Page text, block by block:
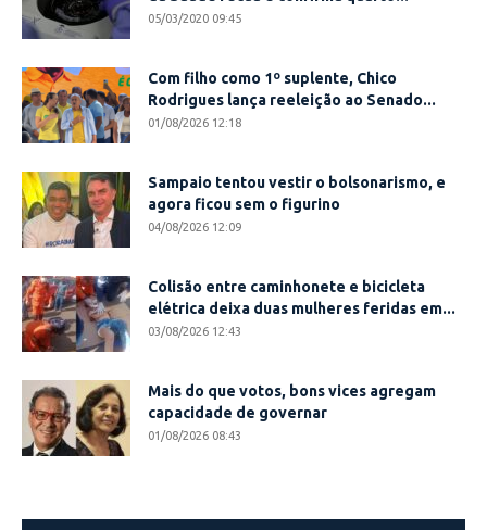
05/03/2020 09:45
Com filho como 1º suplente, Chico
Rodrigues lança reeleição ao Senado...
01/08/2026 12:18
Sampaio tentou vestir o bolsonarismo, e
agora ficou sem o figurino
04/08/2026 12:09
Colisão entre caminhonete e bicicleta
elétrica deixa duas mulheres feridas em...
03/08/2026 12:43
Mais do que votos, bons vices agregam
capacidade de governar
01/08/2026 08:43